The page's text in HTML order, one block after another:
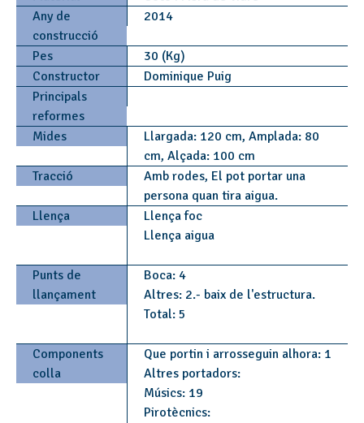
Any de
construcció
2014
Pes
30 (Kg)
Constructor
Dominique Puig
Principals
reformes
Mides
Llargada: 120 cm, Amplada: 80
cm, Alçada: 100 cm
Tracció
Amb rodes, El pot portar una
persona quan tira aigua.
Llença
Llença foc
Llença aigua
Punts de
llançament
Boca: 4
Altres: 2.- baix de l'estructura.
Total: 5
Components
colla
Que portin i arrosseguin alhora: 1
Altres portadors:
Músics: 19
Pirotècnics: